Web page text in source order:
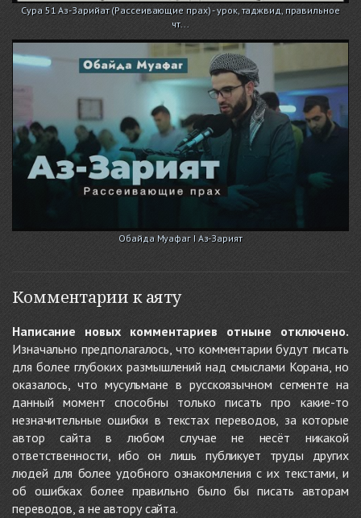
Сура 51 Аз-Зарийат (Рассеивающие прах) - урок, таджвид, правильное
чт...
Обайда Муафаг I Аз-Зарият
Комментарии к аяту
Написание новых комментариев отныне отключено.
Изначально предполагалось, что комментарии будут писать
для более глубоких размышлений над смыслами Корана, но
оказалось, что мусульмане в русскоязычном сегменте на
данный момент способны только писать про какие-то
незначительные ошибки в текстах переводов, за которые
автор сайта в любом случае не несёт никакой
ответственности, ибо он лишь публикует труды других
людей для более удобного ознакомления с их текстами, и
об ошибках более правильно было бы писать авторам
переводов, а не автору сайта.